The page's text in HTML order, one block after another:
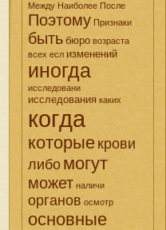
Между Наиболее После
Поэтому Признаки
быть бюро возраста
всех есл изменений
иногда
исследовани
исследования каких
когда
которые крови
либо могут
может наличи
органов осмотр
основные